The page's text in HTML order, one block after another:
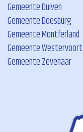
Gemeente Duiven
Gemeente Doesburg
Gemeente Montferland
Gemeente Westervoort
Gemeente Zevenaar